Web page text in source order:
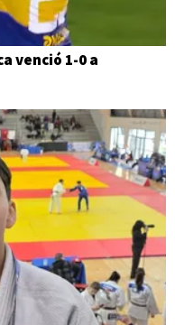
venció 1-0 a